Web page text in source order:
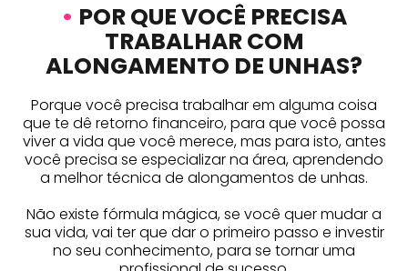
• POR QUE VOCÊ PRECISA
TRABALHAR COM
ALONGAMENTO DE UNHAS?
Porque você precisa trabalhar em alguma coisa
que te dê retorno financeiro, para que você possa
viver a vida que você merece, mas para isto, antes
você precisa se especializar na área, aprendendo
a melhor técnica de alongamentos de unhas.
Não existe fórmula mágica, se você quer mudar a
sua vida, vai ter que dar o primeiro passo e investir
no seu conhecimento, para se tornar uma